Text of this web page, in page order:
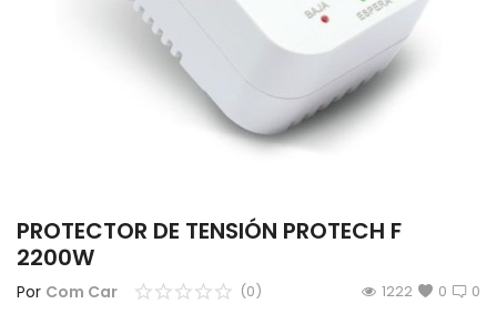
COMPUTACIÓN
INFANTIL
PROTECTOR DE TENSIÓN PROTECH F
2200W
Por Com Car 0
(0) 0
1222